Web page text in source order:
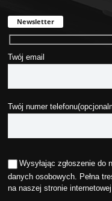
Newsletter
Twój email
Twój numer
Wysyłając zgłoszenie
danych osobowych. Pełna
na naszej stronie internetowej